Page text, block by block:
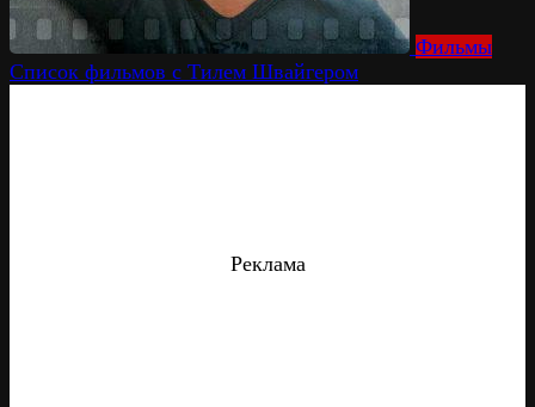
Фильмы
Список фильмов с Тилем Швайгером
Реклама